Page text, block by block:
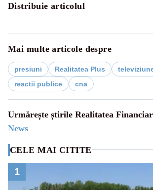
Distribuie articolul
Mai multe articole despre
presiuni Realitatea Plus
reactii publice
cna
Urmărește știrile Realitatea
News
CELE MAI CITITE
1